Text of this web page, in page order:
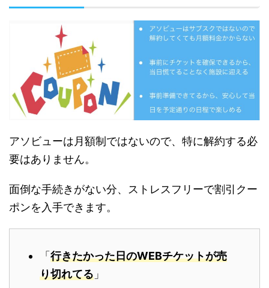
アソビューは月額制ではないので、特に解約する必
要はありません。
面倒な手続きがない分、ストレスフリーで割引クー
ポンを入手できます。
「 行きたかった日のWEBチケットが売
り切れてる 」